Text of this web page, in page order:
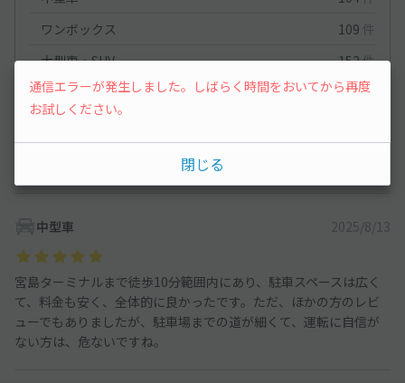
ワンボックス
109 件
大型車・SUV
152件
コンパクトカー
貸していただきありがとうございました🙇‍♀️
中型車 2025/8/13
宮島ターミナルまで徒歩10分範囲内にあり、駐車スペースは広く
て、料金も安く、全体的に良かったです。ただ、ほかの方のレビ
ューでもありましたが、駐車場までの道が細くて、運転に自信が
ない方は、危ないですね。
通信エラーが発生しました。しばらく時間をおいてから再度
お試しください。
閉じる